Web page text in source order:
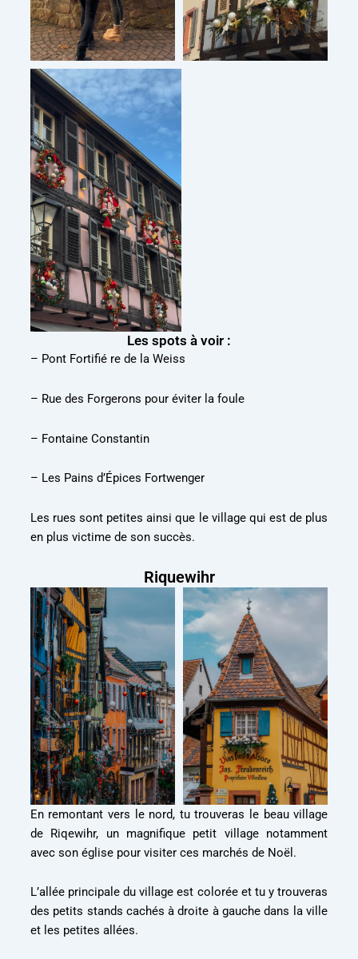
Les spots à voir :
– Pont Fortifié re de la Weiss
– Rue des Forgerons pour éviter la foule
– Fontaine Constantin
– Les Pains d’Épices Fortwenger
Les rues sont petites ainsi que le village qui est de plus
en plus victime de son succès.
Riquewihr
En remontant vers le nord, tu trouveras le beau village
de Riqewihr, un magnifique petit village notamment
avec son église pour visiter ces marchés de Noël.
L’allée principale du village est colorée et tu y trouveras
des petits stands cachés à droite à gauche dans la ville
et les petites allées.